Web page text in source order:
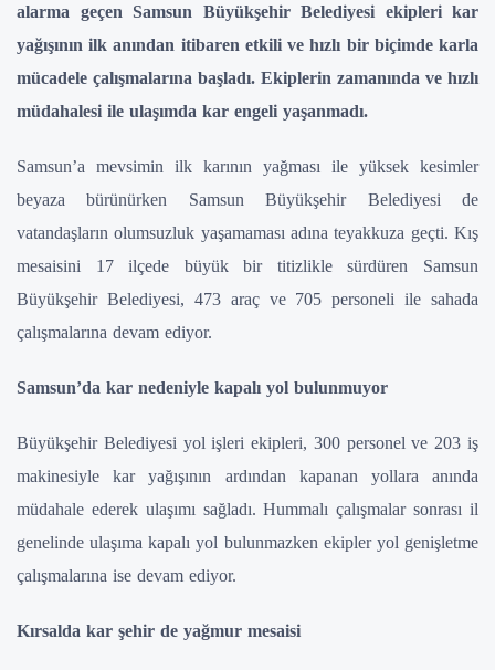
alarma geçen Samsun Büyükşehir Belediyesi ekipleri kar
yağışının ilk anından itibaren etkili ve hızlı bir biçimde karla
mücadele çalışmalarına başladı. Ekiplerin zamanında ve hızlı
müdahalesi ile ulaşımda kar engeli yaşanmadı.
Samsun’a mevsimin ilk karının yağması ile yüksek kesimler
beyaza bürünürken Samsun Büyükşehir Belediyesi de
vatandaşların olumsuzluk yaşamaması adına teyakkuza geçti. Kış
mesaisini 17 ilçede büyük bir titizlikle sürdüren Samsun
Büyükşehir Belediyesi, 473 araç ve 705 personeli ile sahada
çalışmalarına devam ediyor.
Samsun’da kar nedeniyle kapalı yol bulunmuyor
Büyükşehir Belediyesi yol işleri ekipleri, 300 personel ve 203 iş
makinesiyle kar yağışının ardından kapanan yollara anında
müdahale ederek ulaşımı sağladı. Hummalı çalışmalar sonrası il
genelinde ulaşıma kapalı yol bulunmazken ekipler yol genişletme
çalışmalarına ise devam ediyor.
Kırsalda kar şehir de yağmur mesaisi